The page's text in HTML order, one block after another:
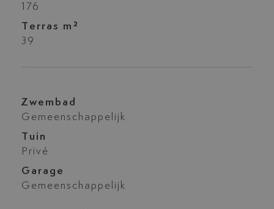
176
Terras m²
39
Zwembad
Gemeenschappelijk
Tuin
Privé
Garage
Gemeenschappelijk